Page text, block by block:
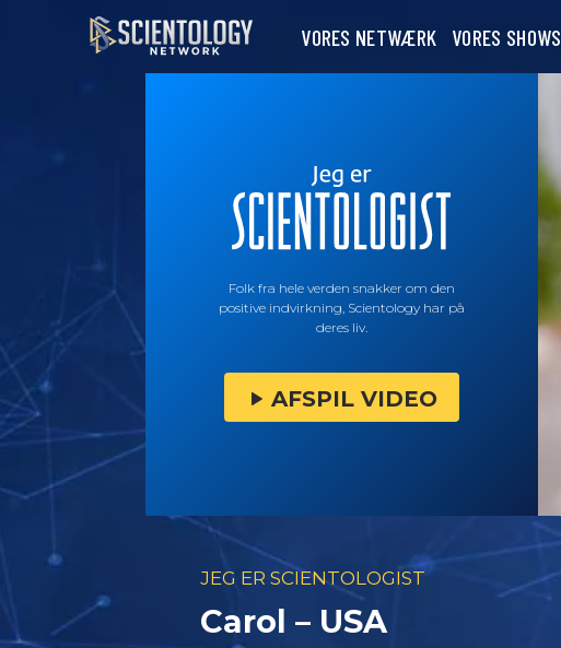
VORES NETWÆRK VORES SHOWS
Folk fra hele verden snakker om den
positive indvirkning, Scientology har på
deres liv.
AFSPIL VIDEO
JEG ER SCIENTOLOGIST
Carol – USA